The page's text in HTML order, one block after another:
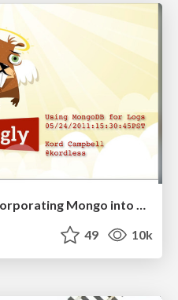
Visualizing Your Data: Incorporating Mongo into Loggly Infrastructure
49 10k